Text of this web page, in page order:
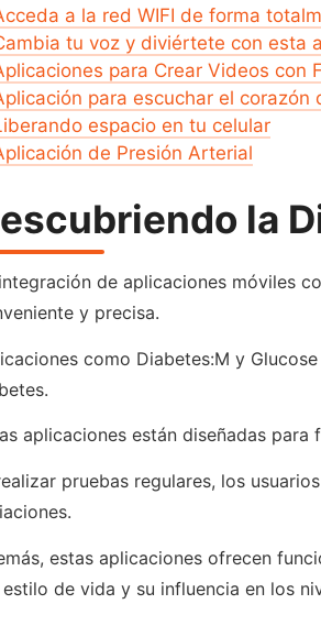
a la red WIFI de forma
tu voz y diviértete con esta
para Crear Videos con
para escuchar el corazón
espacio en tu celular
de Presión Arterial
la
de aplicaciones móviles
y precisa.
como Diabetes:M y
aplicaciones están diseñadas
pruebas regulares, los
estas aplicaciones ofrecen
de vida y su influencia en los